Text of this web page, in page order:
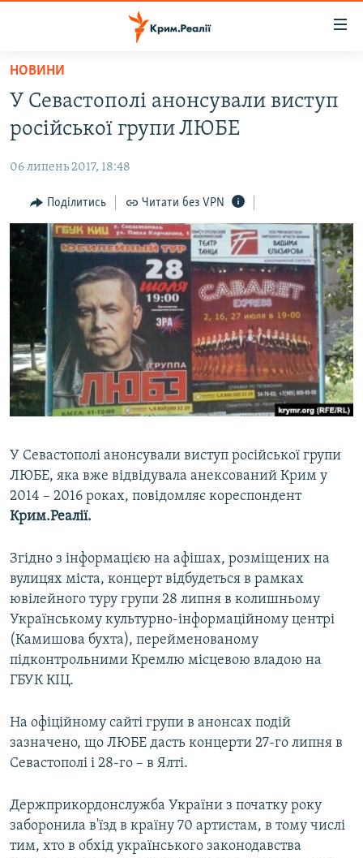
Перейти
основного
матеріалу
Перейти
до
навігації
Перейти
до
пошуку
ВІДЕО ТА ФОТО
ПОЛІТИКА
БЛОГИ
ПОГЛЯД
ІНТЕРВ'Ю
ВСЕ ЗА ДЕНЬ
СПЕЦПРОЕКТИ
ДЕПОРТАЦІЯ
ВІДЕОУРОКИ «ELIFBE»
СВІДЧЕННЯ ОКУПАЦІЇ
ЯК ОБІЙТИ БЛОКУВАННЯ
Русский
Qırımtatar
НОВИНИ
У Севастополі анонсували виступ
російської групи ЛЮБЕ
06 липень 2017, 18:48
Поділитись Читати без VPN
У Севастополі анонсували виступ російської групи
ЛЮБЕ, яка вже відвідувала анексований Крим у
2014 – 2016 роках, повідомляє кореспондент
Крим.Реалії.
Згідно з інформацією на афішах, розміщених на
вулицях міста, концерт відбудеться в рамках
ювілейного туру групи 28 липня в колишньому
Українському культурно-інформаційному центрі
(Камишова бухта), перейменованому
підконтрольними Кремлю місцевою владою на
ГБУК КІЦ.
На офіційному сайті групи в анонсах подій
зазначено, що ЛЮБЕ дасть концерти 27-го липня в
Севастополі і 28-го – в Ялті.
Держприкордонслужба України з початку року
заборонила в'їзд в країну 70 артистам, в тому числі
тим, хто в обхід українського законодавства